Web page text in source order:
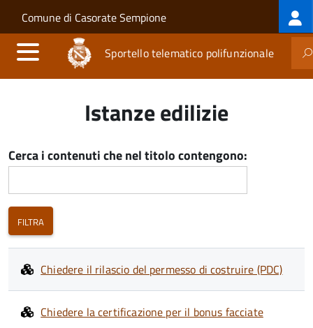
Salta al contenuto principale
Skip to site navigation
Comune di Casorate Sempione
Sportello telematico polifunzionale
Istanze edilizie
Cerca i contenuti che nel titolo contengono:
Chiedere il rilascio del permesso di costruire (PDC)
Chiedere la certificazione per il bonus facciate